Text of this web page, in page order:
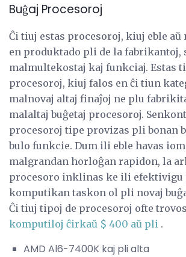
Buĝaj Procesoroj
Ĉi tiuj estas procesoroj, kiuj eble aŭ
en produktado pli de la fabrikantoj,
malmultekostaj kaj funkciaj. Estas
procesoroj, kiuj falos en ĉi tiun
malnovaj altaj finaĵoj ne plu
malaltaj buĝetaj procesoroj.
procesoroj tipe provizas pli bonan
bulo funkcie. Dum ili eble havas
malgrandan horloĝan rapidon, la
procesoro inklinas ke ili efektivigu
komputikan taskon ol pli novaj
Ĉi tiuj tipoj de procesoroj ofte
komputiloj ĉirkaŭ $ 400 aŭ pli .
AMD Al6-7400K kaj pli alta